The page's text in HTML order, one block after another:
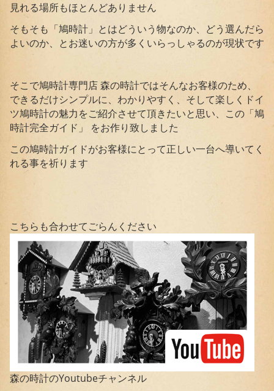
見れる場所もほとんどありません
そもそも「鳩時計」とはどういう物なのか、どう選んだら
よいのか、とお迷いの方が多くいらっしゃるのが現状です
そこで鳩時計専門店 森の時計ではそんなお客様のため、
できるだけシンプルに、わかりやすく、そして楽しくドイ
ツ鳩時計の魅力をご紹介させて頂きたいと思い、この「鳩
時計完全ガイド」 をお作り致しました
この鳩時計ガイドがお客様にとって正しい一台へ導いてく
れる事を祈ります
こちらも合わせてごらんください
森の時計のYoutubeチャンネル